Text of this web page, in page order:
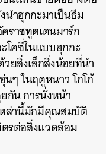
นำฮุกกะมาเป็นธีม
ราชทูตเดนมาร์ก
โคซี่ในแบบฮุกกะ
ยสิ่งเล็กสิ่งน้อยที่นำ
นๆ ในฤดูหนาว โกโก้
กัน การนั่งหน้า
หล่านี้มักมีคุณสมบัติ
ตรต่อสิ่งแวดล้อม